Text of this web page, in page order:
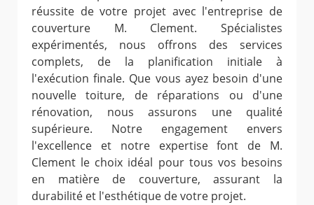
réussite de votre projet avec l'entreprise de
couverture M. Clement. Spécialistes
expérimentés, nous offrons des services
complets, de la planification initiale à
l'exécution finale. Que vous ayez besoin d'une
nouvelle toiture, de réparations ou d'une
rénovation, nous assurons une qualité
supérieure. Notre engagement envers
l'excellence et notre expertise font de M.
Clement le choix idéal pour tous vos besoins
en matière de couverture, assurant la
durabilité et l'esthétique de votre projet.